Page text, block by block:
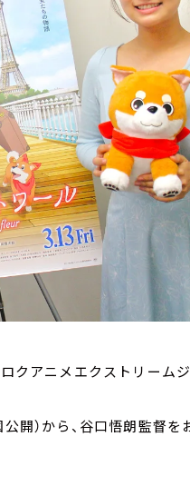
アニメエクストリームジ
開）から、谷口悟朗監督